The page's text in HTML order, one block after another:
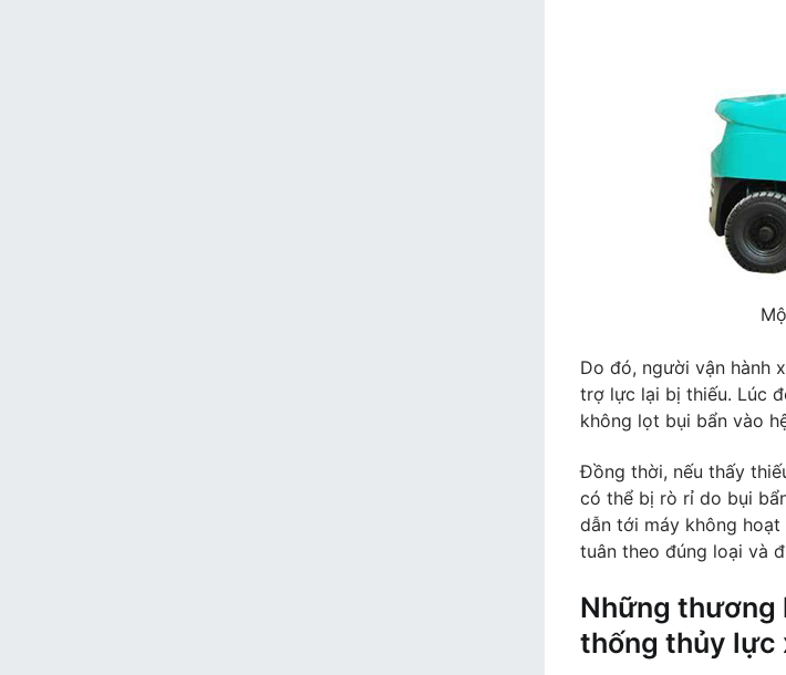
Do đó, người vận hành
trợ lực lại bị thiếu. Lúc
không lọt bụi bẩn vào
Đồng thời, nếu thấy
có thể bị rò rỉ do bụi
dẫn tới máy không hoạt
tuân theo đúng loại và
Những thương
thống thủy lực